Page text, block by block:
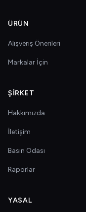
ÜRÜN
Alışveriş Önerileri
Markalar İçin
ŞIRKET
Hakkımızda
İletişim
Basın Odası
Raporlar
YASAL